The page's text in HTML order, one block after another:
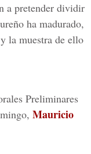
a pretender dividir
ha madurado,
la muestra de ello
Preliminares
Mauricio